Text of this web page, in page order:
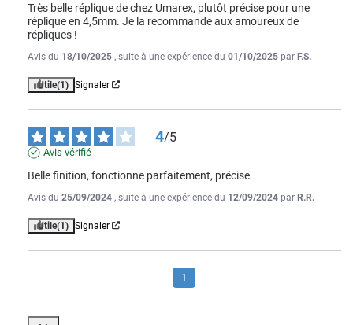
Très belle réplique de chez Umarex, plutôt précise pour une
réplique en 4,5mm. Je la recommande aux amoureux de
répliques !
Avis du 18/10/2025 , suite à une expérience du 01/10/2025 par F.S.
Utile(1) Signaler
4/5
Avis vérifié
Belle finition, fonctionne parfaitement, précise
Avis du 25/09/2024 , suite à une expérience du 12/09/2024 par R.R.
Utile(1) Signaler
1